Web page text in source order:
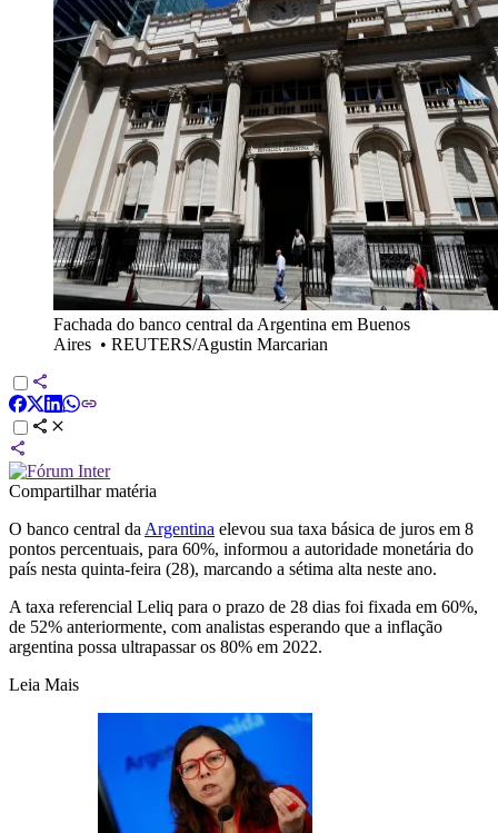
Fachada do banco central da Argentina em Buenos
Aires • REUTERS/Agustin Marcarian
Compartilhar matéria
O banco central da Argentina elevou sua taxa básica de juros em 8
pontos percentuais, para 60%, informou a autoridade monetária do
país nesta quinta-feira (28), marcando a sétima alta neste ano.
A taxa referencial Leliq para o prazo de 28 dias foi fixada em 60%,
de 52% anteriormente, com analistas esperando que a inflação
argentina possa ultrapassar os 80% em 2022.
Leia Mais